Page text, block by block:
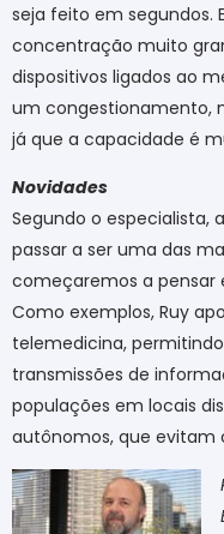
seja feito em segundos.
concentração muito
dispositivos ligados ao
um congestionamento,
já que a capacidade é
Novidades
Segundo o especialista,
passar a ser uma das
começaremos a pensar
Como exemplos, Ruy
telemedicina,
transmissões de
populações em locais
autônomos, que evitam